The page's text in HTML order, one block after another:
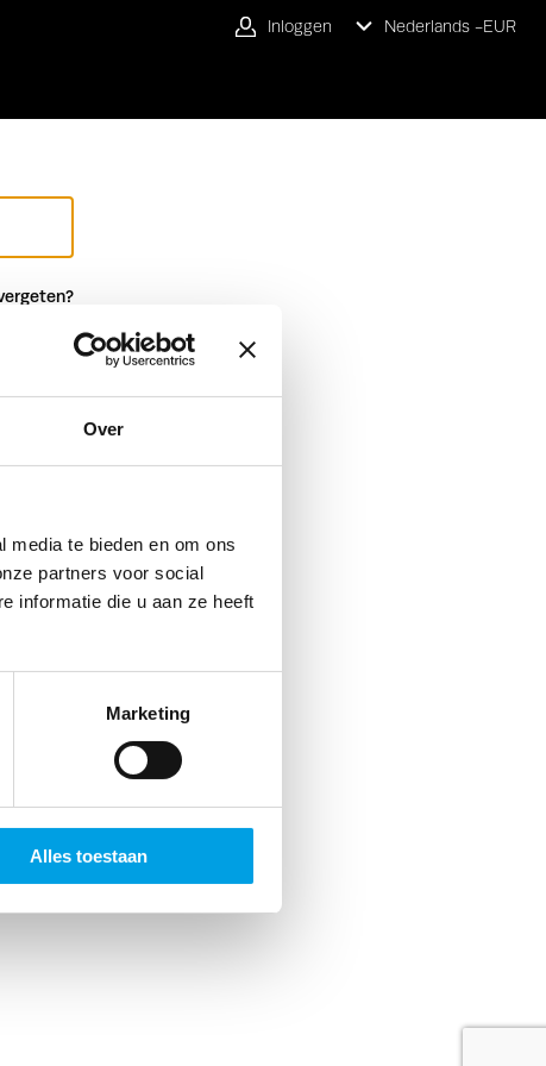
Over
media te bieden en om ons
partners voor social
informatie die u aan ze heeft
Marketing
Alles toestaan
Inloggen Nederlands -EUR
Dat